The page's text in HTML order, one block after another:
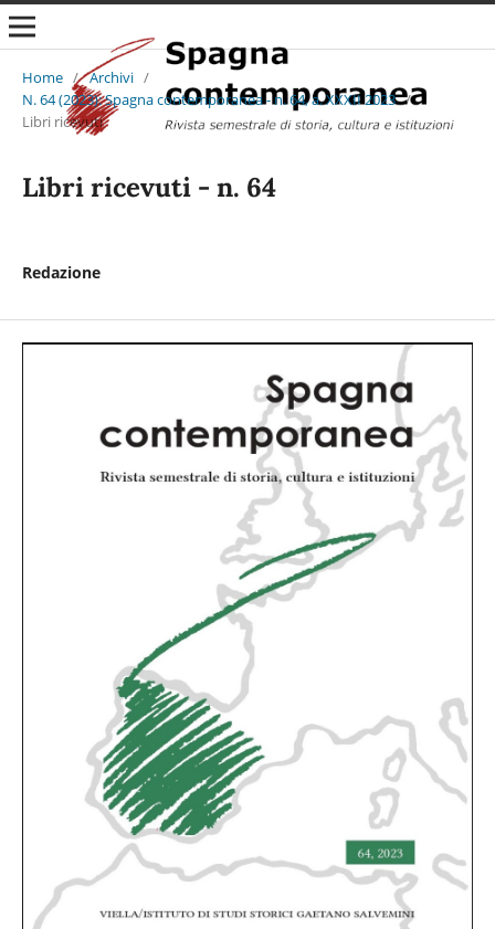
Home / Archivi /
N. 64 (2023): Spagna contemporanea - n. 64, a. XXXII 2023 /
Libri ricevuti
Libri ricevuti - n. 64
Redazione